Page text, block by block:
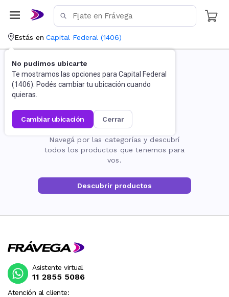
Estás en Capital Federal (1406)
No pudimos ubicarte
Te mostramos las opciones para Capital Federal
(1406). Podés cambiar tu ubicación cuando
quieras.
cambiar ubicación cerrar
La página no existe
Navegá por las categorías y descubrí
todos los productos que tenemos para
vos.
Descubrir productos
Atención al cliente:
Asistente virtual
11 2855 5086